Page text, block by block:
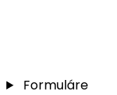
Formuláre